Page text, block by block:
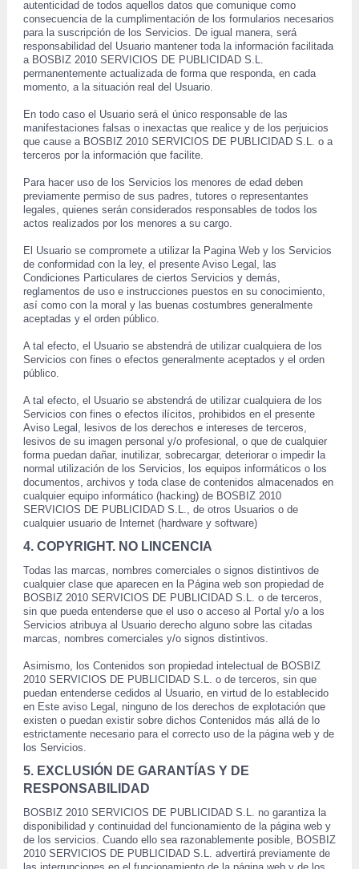
autenticidad de todos aquellos datos que comunique como
consecuencia de la cumplimentación de los formularios necesarios
para la suscripción de los Servicios. De igual manera, será
responsabilidad del Usuario mantener toda la información facilitada
a BOSBIZ 2010 SERVICIOS DE PUBLICIDAD S.L.
permanentemente actualizada de forma que responda, en cada
momento, a la situación real del Usuario.
En todo caso el Usuario será el único responsable de las
manifestaciones falsas o inexactas que realice y de los perjuicios
que cause a BOSBIZ 2010 SERVICIOS DE PUBLICIDAD S.L. o a
terceros por la información que facilite.
Para hacer uso de los Servicios los menores de edad deben
previamente permiso de sus padres, tutores o representantes
legales, quienes serán considerados responsables de todos los
actos realizados por los menores a su cargo.
El Usuario se compromete a utilizar la Pagina Web y los Servicios
de conformidad con la ley, el presente Aviso Legal, las
Condiciones Particulares de ciertos Servicios y demás,
reglamentos de uso e instrucciones puestos en su conocimiento,
así como con la moral y las buenas costumbres generalmente
aceptadas y el orden público.
A tal efecto, el Usuario se abstendrá de utilizar cualquiera de los
Servicios con fines o efectos generalmente aceptados y el orden
público.
A tal efecto, el Usuario se abstendrá de utilizar cualquiera de los
Servicios con fines o efectos ilícitos, prohibidos en el presente
Aviso Legal, lesivos de los derechos e intereses de terceros,
lesivos de su imagen personal y/o profesional, o que de cualquier
forma puedan dañar, inutilizar, sobrecargar, deteriorar o impedir la
normal utilización de los Servicios, los equipos informáticos o los
documentos, archivos y toda clase de contenidos almacenados en
cualquier equipo informático (hacking) de BOSBIZ 2010
SERVICIOS DE PUBLICIDAD S.L., de otros Usuarios o de
cualquier usuario de Internet (hardware y software)
4. COPYRIGHT. NO LINCENCIA
Todas las marcas, nombres comerciales o signos distintivos de
cualquier clase que aparecen en la Página web son propiedad de
BOSBIZ 2010 SERVICIOS DE PUBLICIDAD S.L. o de terceros,
sin que pueda entenderse que el uso o acceso al Portal y/o a los
Servicios atribuya al Usuario derecho alguno sobre las citadas
marcas, nombres comerciales y/o signos distintivos.
Asimismo, los Contenidos son propiedad intelectual de BOSBIZ
2010 SERVICIOS DE PUBLICIDAD S.L. o de terceros, sin que
puedan entenderse cedidos al Usuario, en virtud de lo establecido
en Este aviso Legal, ninguno de los derechos de explotación que
existen o puedan existir sobre dichos Contenidos más allá de lo
estrictamente necesario para el correcto uso de la página web y de
los Servicios.
5. EXCLUSIÓN DE GARANTÍAS Y DE
RESPONSABILIDAD
BOSBIZ 2010 SERVICIOS DE PUBLICIDAD S.L. no garantiza la
disponibilidad y continuidad del funcionamiento de la página web y
de los servicios. Cuando ello sea razonablemente posible, BOSBIZ
2010 SERVICIOS DE PUBLICIDAD S.L. advertirá previamente de